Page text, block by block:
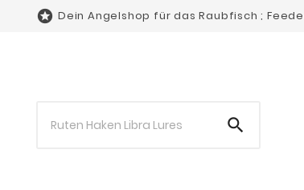
 Dein Angelshop für das Raubfisch ;
